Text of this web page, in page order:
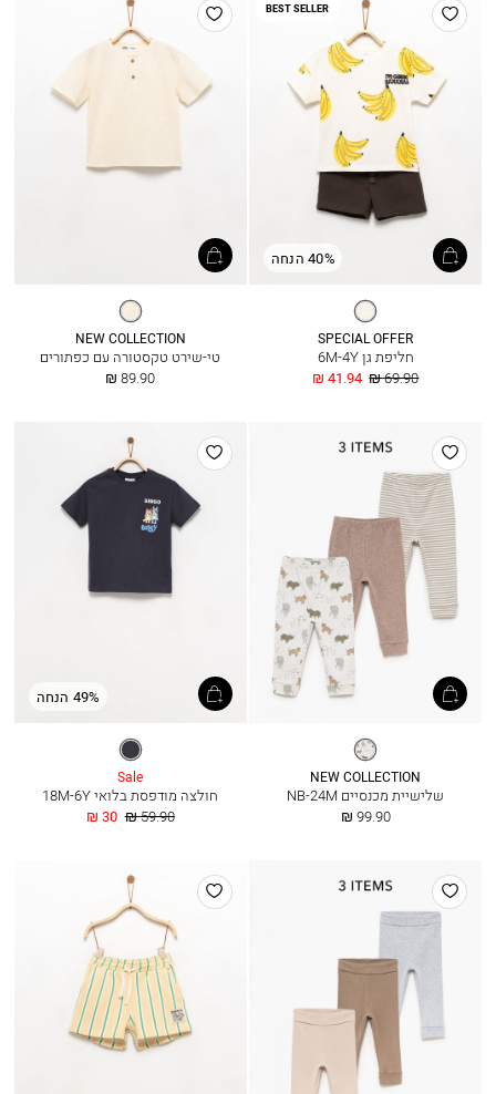
BEST SELLER הוסף
למועדפים
40% הנחה
אופוויט
SPECIAL OFFER
חליפת גן 6M-4Y
החל
41.94 ₪ מחיר
69.90 ₪
הוסף
למועדפים
שנהב
NEW COLLECTION
טי-שירט טקסטורה עם כפתורים
החל
89.90 ₪
הוסף
למועדפים
אפור
בהיר
מלאנז’
NEW COLLECTION
שלישיית מכנסיים NB-24M
החל
99.90 ₪
הוסף
למועדפים
49% הנחה
ג׳ינס
כהה
Sale
חולצה מודפסת בלואי 18M-6Y
החל
30 ₪ מחיר
59.90 ₪
הוסף
למועדפים
הוסף
למועדפים